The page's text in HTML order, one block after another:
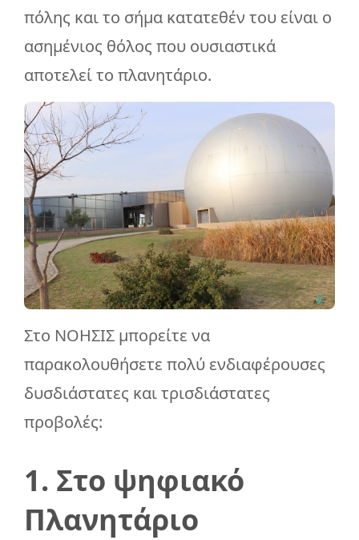
πόλης και το σήμα κατατεθέν του είναι ο
ασημένιος θόλος που ουσιαστικά
αποτελεί το πλανητάριο.
Στο ΝΟΗΣΙΣ μπορείτε να
παρακολουθήσετε πολύ ενδιαφέρουσες
δυσδιάστατες και τρισδιάστατες
προβολές:
1. Στο ψηφιακό
Πλανητάριο